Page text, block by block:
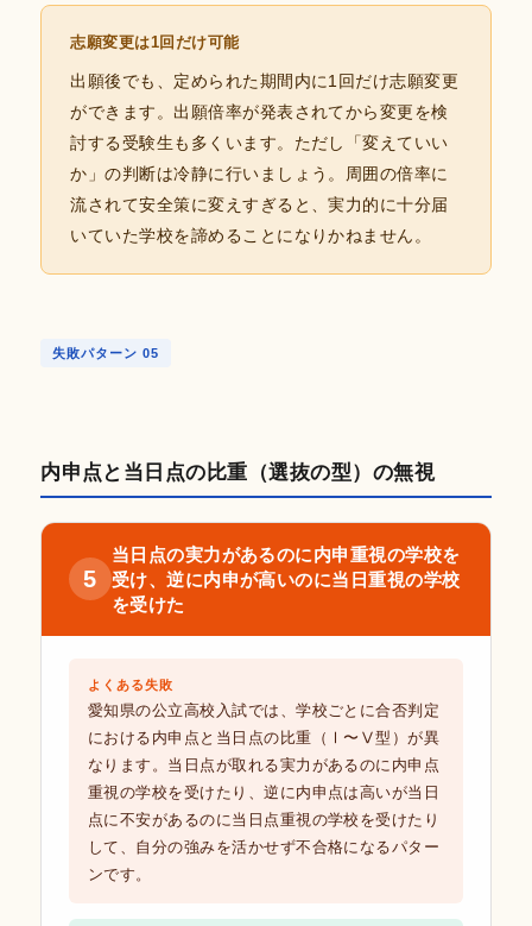
志願変更は1回だけ可能
出願後でも、定められた期間内に1回だけ志願変更
ができます。出願倍率が発表されてから変更を検
討する受験生も多くいます。ただし「変えていい
か」の判断は冷静に行いましょう。周囲の倍率に
流されて安全策に変えすぎると、実力的に十分届
いていた学校を諦めることになりかねません。
失敗パターン 05
内申点と当日点の比重（選抜の型）の無視
5
当日点の実力があるのに内申重視の学校を
受け、逆に内申が高いのに当日重視の学校
を受けた
よくある失敗
愛知県の公立高校入試では、学校ごとに合否判定
における内申点と当日点の比重（Ⅰ〜Ⅴ型）が異
なります。当日点が取れる実力があるのに内申点
重視の学校を受けたり、逆に内申点は高いが当日
点に不安があるのに当日点重視の学校を受けたり
して、自分の強みを活かせず不合格になるパター
ンです。